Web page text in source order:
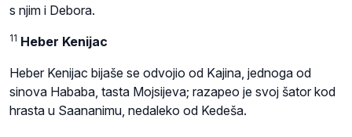
s njim i Debora.
11 Heber Kenijac
Heber Kenijac bijaše se odvojio od Kajina, jednoga od
sinova Hababa, tasta Mojsijeva; razapeo je svoj šator kod
hrasta u Saananimu, nedaleko od Kedeša.